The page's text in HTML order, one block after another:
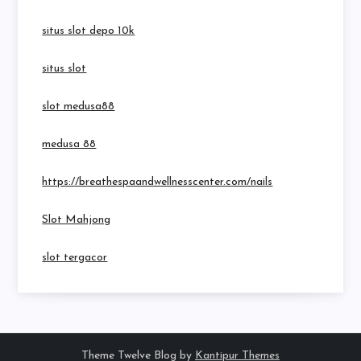
situs slot depo 10k
situs slot
slot medusa88
medusa 88
https://breathespaandwellnesscenter.com/nails
Slot Mahjong
slot tergacor
Theme Twelve Blog by Kantipur Themes